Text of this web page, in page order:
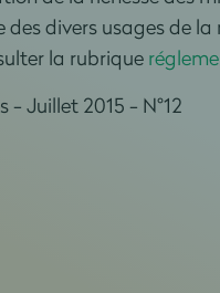
divers usages de
la rubrique
Juillet 2015 - N°12